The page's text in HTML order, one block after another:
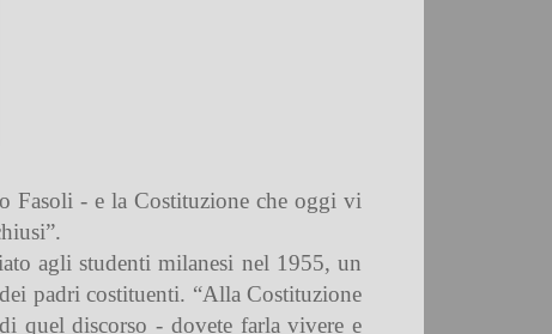
Fasoli - e la Costituzione che oggi vi
agli studenti milanesi nel 1955, un
padri costituenti. “Alla Costituzione
quel discorso - dovete farla vivere e